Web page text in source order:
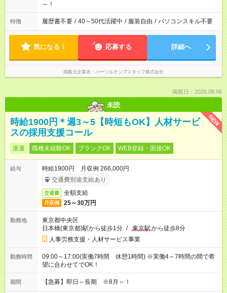
～！
特徴 履歴書不要 / 40～50代活躍中 / 服装自由 / パソコンスキル不要
気になる！ 応募する 詳細へ
掲載元企業名 パーソルテンプスタッフ株式会社
掲載日：2026.08.06
未読
NEW
時給1900円＊週3～5【時短もOK】人材サービ
スの採用支援コール
派遣 職種未経験OK ブランクOK WEB登録・面接OK
給与
時給1900円 月収例 266,000円
交通費別途支給あり
交通費 全額支給
月収例 25～30万円
勤務地
東京都中央区
日本橋(東京都)駅から徒歩1分 / 東京駅から徒歩8分
人事労務支援・人材サービス事業
勤務時間
09:00～17:00(実働7時間 休憩1時間) ※実働4～7時間の間で希
望に合わせてでOK！
期間 【急募】即日～長期 ※8月～！